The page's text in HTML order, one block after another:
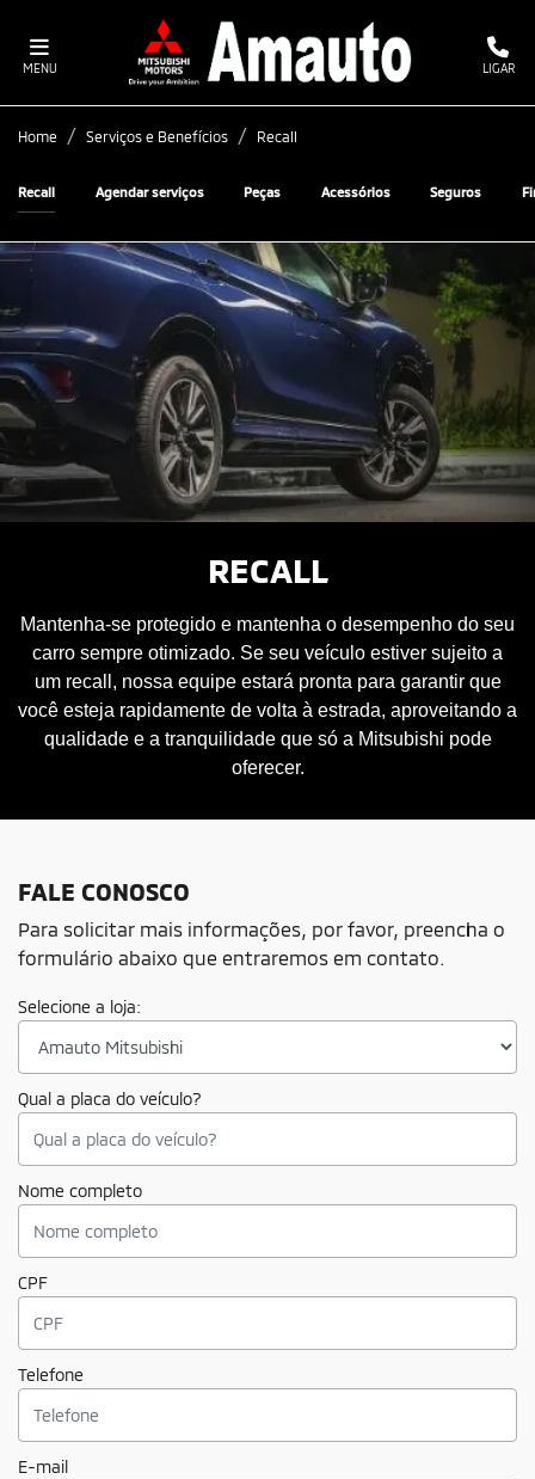
MENU LIGAR
Home Serviços e Benefícios Recall
Agendar serviços Peças Acessórios Seguros
Recall
RECALL
Mantenha-se protegido e mantenha o desempenho do seu
carro sempre otimizado. Se seu veículo estiver sujeito a
um recall, nossa equipe estará pronta para garantir que
você esteja rapidamente de volta à estrada, aproveitando a
qualidade e a tranquilidade que só a Mitsubishi pode
oferecer.
FALE CONOSCO
Para solicitar mais informações, por favor, preencha o
formulário abaixo que entraremos em contato.
Selecione a loja:
Qual a placa do veículo?
Nome completo
CPF
Telefone
E-mail